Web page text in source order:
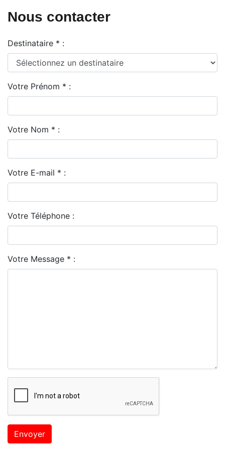
Nous contacter
Destinataire * :
Votre Prénom * :
Votre Nom * :
Votre E-mail * :
Votre Téléphone :
Votre Message * :